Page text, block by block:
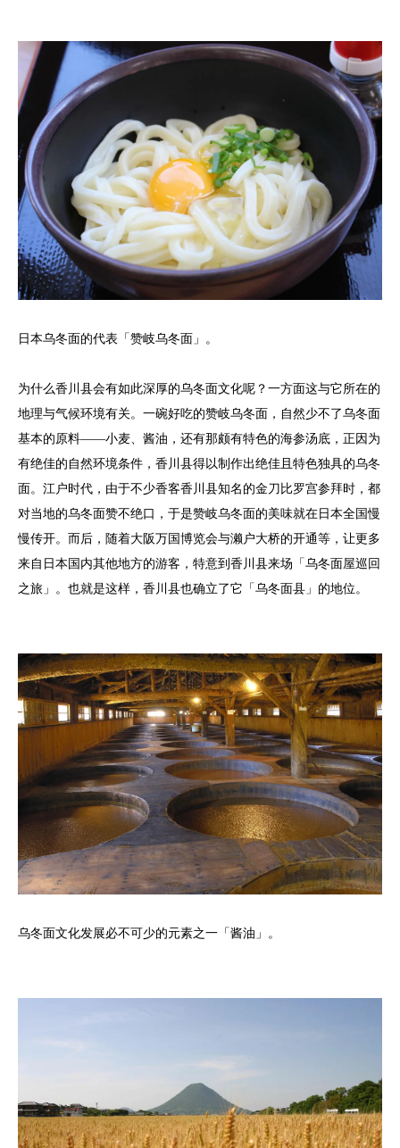
日本乌冬面的代表「赞岐乌冬面」。
为什么香川县会有如此深厚的乌冬面文化呢？一方面这与它所在的
地理与气候环境有关。一碗好吃的赞岐乌冬面，自然少不了乌冬面
基本的原料——小麦、酱油，还有那颇有特色的海参汤底，正因为
有绝佳的自然环境条件，香川县得以制作出绝佳且特色独具的乌冬
面。江户时代，由于不少香客香川县知名的金刀比罗宫参拜时，都
对当地的乌冬面赞不绝口，于是赞岐乌冬面的美味就在日本全国慢
慢传开。而后，随着大阪万国博览会与濑户大桥的开通等，让更多
来自日本国内其他地方的游客，特意到香川县来场「乌冬面屋巡回
之旅」。也就是这样，香川县也确立了它「乌冬面县」的地位。
乌冬面文化发展必不可少的元素之一「酱油」。